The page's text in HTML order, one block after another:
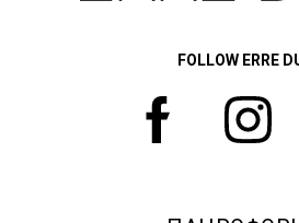
FOLLOW ERRE